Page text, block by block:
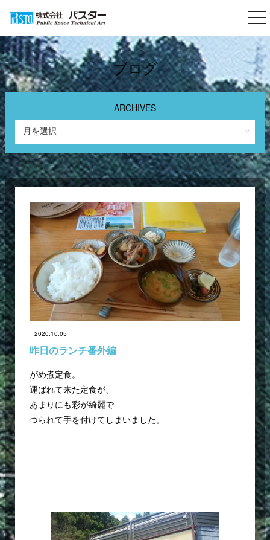
ブログ
2020.10.05
昨日のランチ番外編
がめ煮定食。
運ばれて来た定食が、
あまりにも彩が綺麗で
つられて手を付けてしまいました。
ARCHIVES